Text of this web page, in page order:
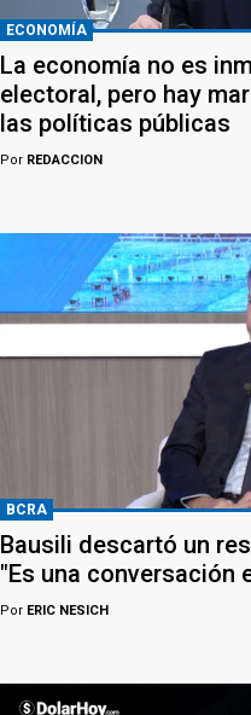
ECONOMÍA
La economía no es
electoral, pero hay
las políticas públicas
Por REDACCION
BCRA
Bausili descartó un
"Es una conversación
Por ERIC NESICH